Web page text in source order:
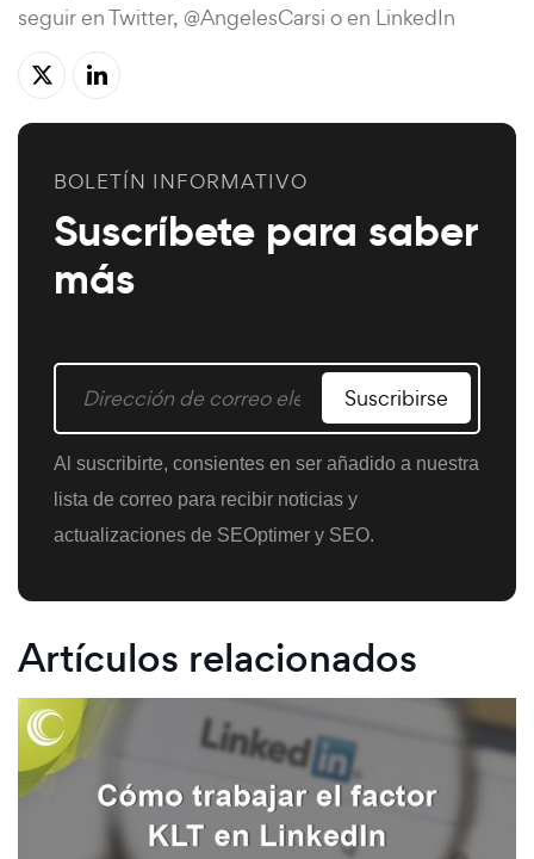
seguir en Twitter, @AngelesCarsi o en LinkedIn
BOLETÍN INFORMATIVO
Suscríbete para saber
más
Suscribirse
Al suscribirte, consientes en ser añadido a nuestra
lista de correo para recibir noticias y
actualizaciones de SEOptimer y SEO.
Artículos relacionados